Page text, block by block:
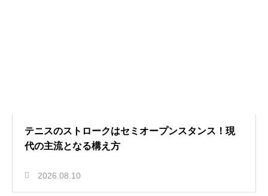
テニスのストロークはセミオープンスタンス！現
代の主流となる構え方
2026.08.10